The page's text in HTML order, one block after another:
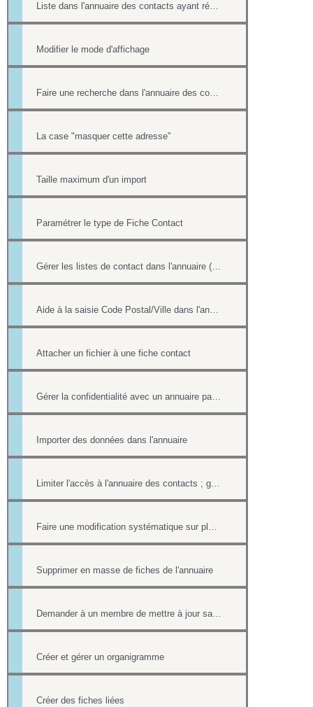
Liste dans l'annuaire des contacts ayant répondu à un formulaire
Modifier le mode d'affichage
Faire une recherche dans l'annuaire des contacts
La case "masquer cette adresse"
Taille maximum d'un import
Paramétrer le type de Fiche Contact
Gérer les listes de contact dans l'annuaire (multi-sélection par une case à cocher)
Aide à la saisie Code Postal/Ville dans l'annuaire des contacts
Attacher un fichier à une fiche contact
Gérer la confidentialité avec un annuaire partagé
Importer des données dans l'annuaire
Limiter l'accès à l'annuaire des contacts ; gérer les listes de contacts
Faire une modification systématique sur plusieurs fiches
Supprimer en masse de fiches de l'annuaire
Demander à un membre de mettre à jour sa fiche contact de l'annuaire
Créer et gérer un organigramme
Créer des fiches liées